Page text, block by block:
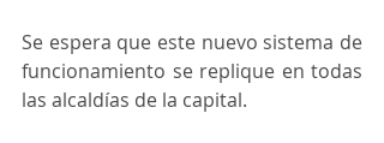
Se espera que este nuevo sistema de
funcionamiento se replique en todas
las alcaldías de la capital.